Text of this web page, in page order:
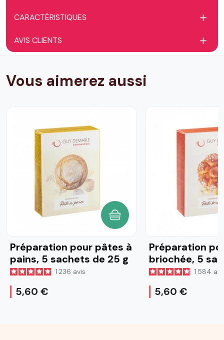
CARACTÉRISTIQUES
AVIS CLIENTS
Vous aimerez aussi
Préparation pour pâtes à
pains, 5 sachets de 25 g
1 236 avis
5,60 €
AJOUTER AU PANIER
Préparation
briochée, 5
25 g
1 584
5,60 €